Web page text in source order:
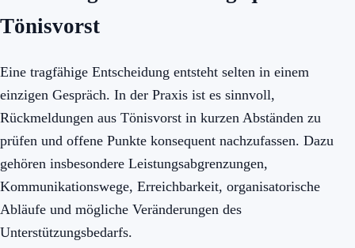
Tönisvorst
Eine tragfähige Entscheidung entsteht selten in einem
einzigen Gespräch. In der Praxis ist es sinnvoll,
Rückmeldungen aus Tönisvorst in kurzen Abständen zu
prüfen und offene Punkte konsequent nachzufassen. Dazu
gehören insbesondere Leistungsabgrenzungen,
Kommunikationswege, Erreichbarkeit, organisatorische
Abläufe und mögliche Veränderungen des
Unterstützungsbedarfs.